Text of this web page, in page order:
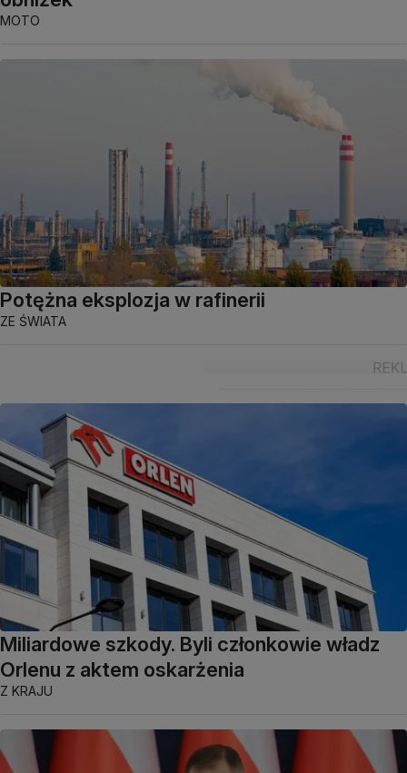
MOTO
Potężna eksplozja w rafinerii
ZE ŚWIATA
Miliardowe szkody. Byli członkowie władz
Orlenu z aktem oskarżenia
Z KRAJU